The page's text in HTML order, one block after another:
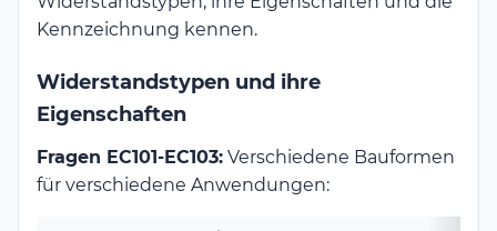
Kennzeichnung kennen.
Widerstandstypen und ihre
Eigenschaften
Fragen EC101-EC103: Verschiedene Bauformen
für verschiedene Anwendungen: